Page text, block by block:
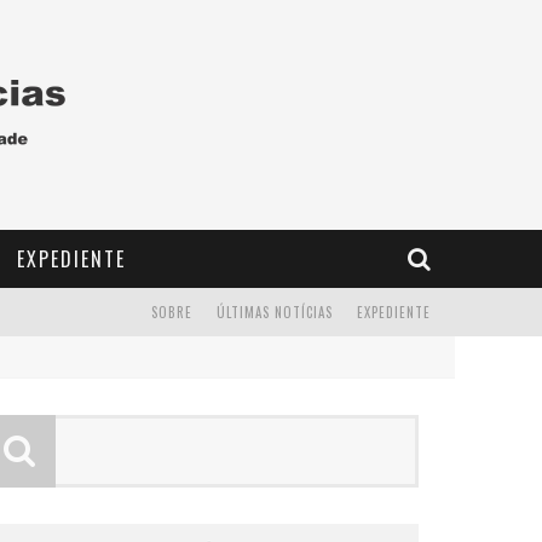
EXPEDIENTE
EXPEDIENTE
ÚLTIMAS NOTÍCIAS
SOBRE